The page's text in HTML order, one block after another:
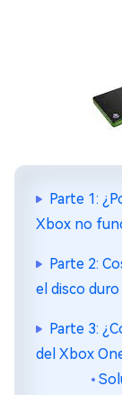
Parte 1:
Xbox no
Parte 2:
el disco
Parte 3:
del Xbox